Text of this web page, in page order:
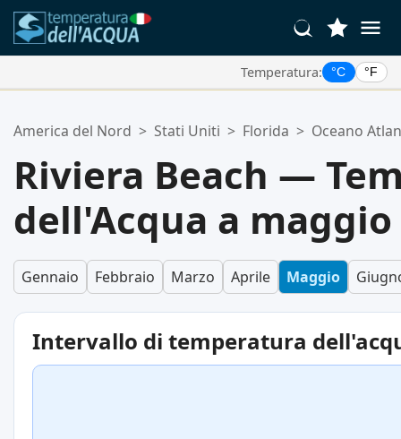
Temperatura: °C °F
La tua lista dei preferiti è vuota.
America del Nord > Stati Uniti > Florida > Oceano
Riviera Beach —
dell'Acqua a maggio
Gennaio Febbraio Marzo Aprile Maggio
Intervallo di temperatura